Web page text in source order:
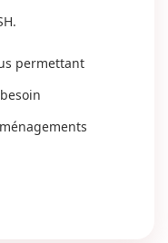
permettant